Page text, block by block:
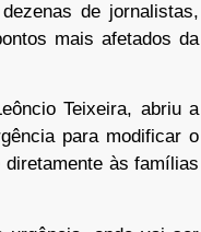
de jornalistas,
mais afetados da
Teixeira, abriu a
para modificar o
diretamente às famílias